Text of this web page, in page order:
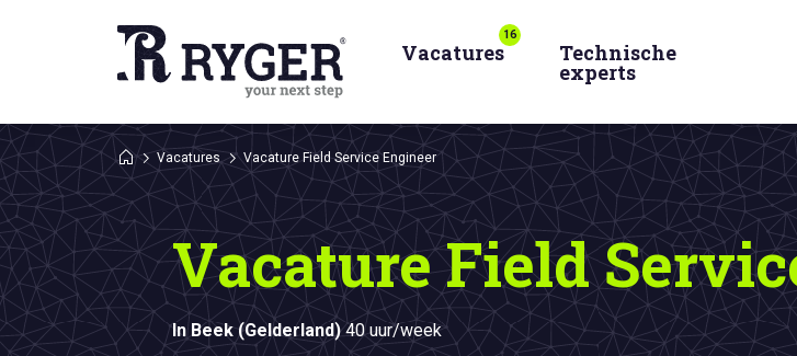
Vacatures
16
Technische
experts
Vacatures Vacature Field Service Engineer
Vacature Field
In Beek (Gelderland)40 uur/week